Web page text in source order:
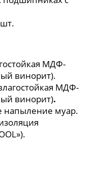
МДФ-
винорит).
МДФ-
винорит).
напыление муар.